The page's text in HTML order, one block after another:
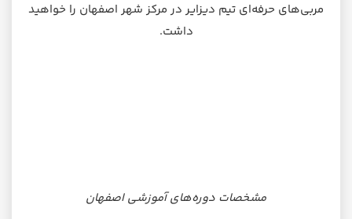
مربی‌های حرفه‌ای تیم دیزایر در مرکز شهر اصفهان را خواهید
داشت.
مشخصات دوره‌های آموزشی اصفهان